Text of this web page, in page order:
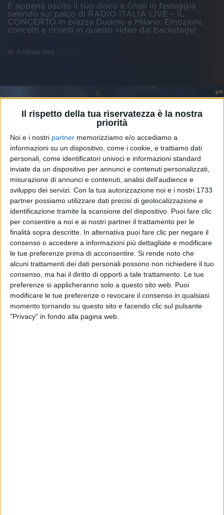
Il rispetto della tua riservatezza è la nostra
priorità
Noi e i nostri partner memorizziamo e/o accediamo a
informazioni su un dispositivo, come i cookie, e trattiamo dati
personali, come identificatori univoci e informazioni standard
inviate da un dispositivo per annunci e contenuti personalizzati,
misurazione di annunci e contenuti, analisi dell'audience e
sviluppo dei servizi. Con la tua autorizzazione noi e i nostri 1733
partner possiamo utilizzare dati precisi di geolocalizzazione e
identificazione tramite la scansione del dispositivo. Puoi fare clic
per consentire a noi e ai nostri partner il trattamento per le
finalità sopra descritte. In alternativa puoi fare clic per negare il
consenso o accedere a informazioni più dettagliate e modificare
le tue preferenze prima di acconsentire. Si rende noto che
alcuni trattamenti dei dati personali possono non richiedere il tuo
consenso, ma hai il diritto di opporti a tale trattamento. Le tue
preferenze si applicheranno solo a questo sito web. Puoi
modificare le tue preferenze o revocare il consenso in qualsiasi
momento tornando su questo sito e facendo clic sul pulsante
"Privacy" in fondo alla pagina web.
È appena uscito il suo disco e Ghali lo festeggia
salendo sul palco di RADIO ITALIA LIVE – IL
CONCERTO in piazza Duomo a Milano. Emozioni,
concetti e ricordi in questo video dal backstage!
di Andrea Daz
TRACKLIST CON MISTERO 08 mag 2022
I fan di Ghali a caccia dei 5 feat nascosti in
“Sensazione ultra”
Tra le ipotesi che si fanno sui social, spicca il nome di
Madame. Il nuovo album uscirà venerdì 20 maggio.
24 ore dopo Ghali sarà sul palco di RADIO ITALIA
LIVE – IL CONCERTO
diAndrea Daz